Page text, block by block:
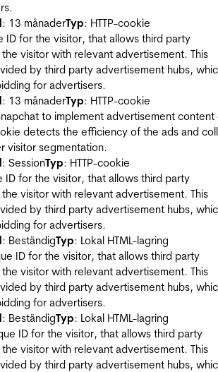
: 13 månaderTyp: HTTP-cookie
ID for the visitor, that allows third party
visitor with relevant advertisement. This
by third party advertisement hubs,
for advertisers.
: 13 månaderTyp: HTTP-cookie
to implement advertisement content
detects the efficiency of the ads and
visitor segmentation.
: SessionTyp: HTTP-cookie
ID for the visitor, that allows third party
visitor with relevant advertisement. This
by third party advertisement hubs,
for advertisers.
: BeständigTyp: Lokal HTML-lagring
ID for the visitor, that allows third party
visitor with relevant advertisement. This
by third party advertisement hubs,
for advertisers.
: BeständigTyp: Lokal HTML-lagring
ID for the visitor, that allows third party
visitor with relevant advertisement. This
by third party advertisement hubs,